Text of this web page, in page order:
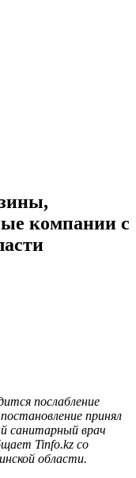
компании с
послабление
принял
санитарный врач
Tinfo.kz со
области.